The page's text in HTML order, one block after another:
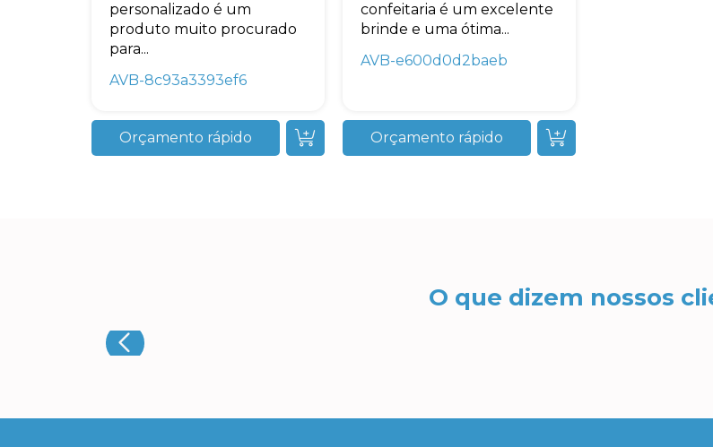
personalizado é um
produto muito procurado
para...
AVB-8c93a3393ef6
Orçamento rápido
confeitaria é um excelente
brinde e uma ótima...
AVB-e600d0d2baeb
Orçamento rápido
O que dizem nossos